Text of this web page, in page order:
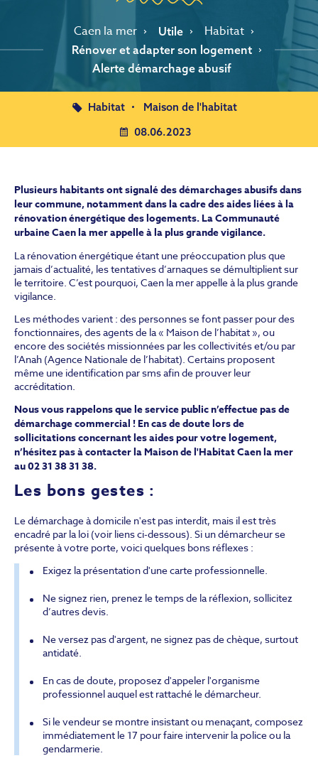
Caen la mer Utile Habitat
Rénover et adapter son logement
Alerte démarchage abusif
Habitat
Maison de l'habitat
08.06.2023
Plusieurs habitants ont signalé des démarchages abusifs dans
leur commune, notamment dans la cadre des aides liées à la
rénovation énergétique des logements. La Communauté
urbaine Caen la mer appelle à la plus grande vigilance.
La rénovation énergétique étant une préoccupation plus que
jamais d’actualité, les tentatives d’arnaques se démultiplient sur
le territoire. C’est pourquoi, Caen la mer appelle à la plus grande
vigilance.
Les méthodes varient : des personnes se font passer pour des
fonctionnaires, des agents de la « Maison de l’habitat », ou
encore des sociétés missionnées par les collectivités et/ou par
l’Anah (Agence Nationale de l’habitat). Certains proposent
même une identification par sms afin de prouver leur
accréditation.
Nous vous rappelons que le service public n’effectue pas de
démarchage commercial ! En cas de doute lors de
sollicitations concernant les aides pour votre logement,
n’hésitez pas à contacter la Maison de l'Habitat Caen la mer
au 02 31 38 31 38.
Les bons gestes :
Le démarchage à domicile n'est pas interdit, mais il est très
encadré par la loi (voir liens ci-dessous). Si un démarcheur se
présente à votre porte, voici quelques bons réflexes :
Exigez la présentation d'une carte professionnelle.
Ne signez rien, prenez le temps de la réflexion, sollicitez
d’autres devis.
Ne versez pas d'argent, ne signez pas de chèque, surtout
antidaté.
En cas de doute, proposez d'appeler l'organisme
professionnel auquel est rattaché le démarcheur.
Si le vendeur se montre insistant ou menaçant, composez
immédiatement le 17 pour faire intervenir la police ou la
gendarmerie.